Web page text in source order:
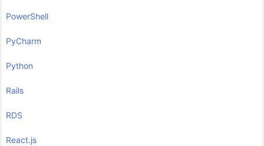
PowerShell
PyCharm
Python
Rails
RDS
React.js